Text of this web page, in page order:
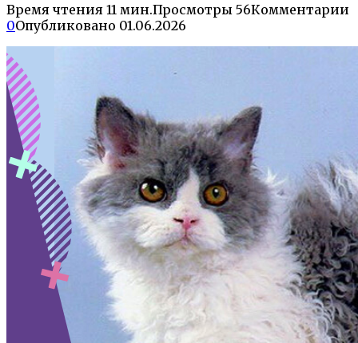
Время чтения 11 мин.Просмотры 56Комментарии
0Опубликовано 01.06.2026